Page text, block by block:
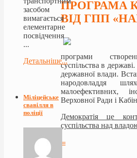
ПРОГРАМА
ВІД ГПП
програми
суспільства в
державної влади.
народовладдя
малоефективних,
Верховної Ради і
Демократія це
суспільства над
≡
засобом
вимагається
елементарне
посвідчення
...
Детальніше...
Міліцейське
свавілля в
поліції